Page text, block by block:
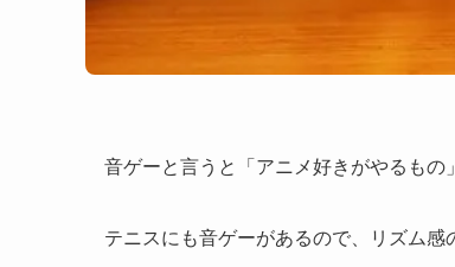
音ゲーと言うと「アニメ好きがやるもの
テニスにも音ゲーがあるので、リズム感